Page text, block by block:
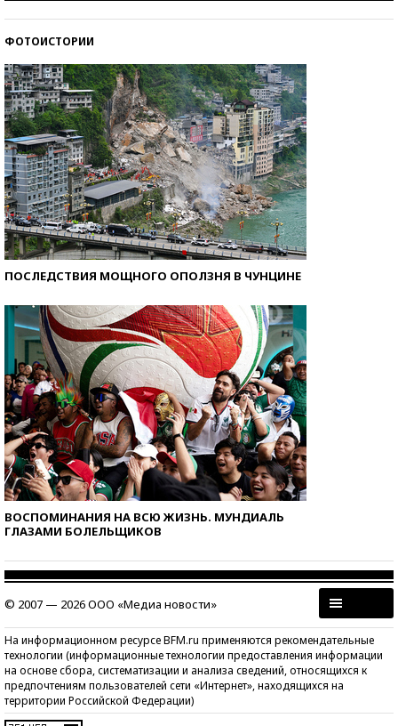
ФОТОИСТОРИИ
ПОСЛЕДСТВИЯ МОЩНОГО ОПОЛЗНЯ В ЧУНЦИНЕ
ВОСПОМИНАНИЯ НА ВСЮ ЖИЗНЬ. МУНДИАЛЬ
ГЛАЗАМИ БОЛЕЛЬЩИКОВ
© 2007 — 2026 ООО «Медиа новости»
На информационном ресурсе BFM.ru применяются рекомендательные
технологии (информационные технологии предоставления информации
на основе сбора, систематизации и анализа сведений, относящихся к
предпочтениям пользователей сети «Интернет», находящихся на
территории Российской Федерации)